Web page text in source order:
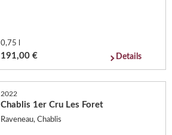
0,75 l
191,00 € Details
2022
Chablis 1er Cru Les Foret
Raveneau, Chablis